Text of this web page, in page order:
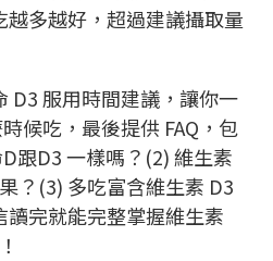
多越好，超過建議攝取量
D3 服用時間建議，讓你一
候吃，最後提供 FAQ，包
跟D3 一樣嗎？(2) 維生素
？(3) 多吃富含維生素 D3
完就能完整掌握維生素